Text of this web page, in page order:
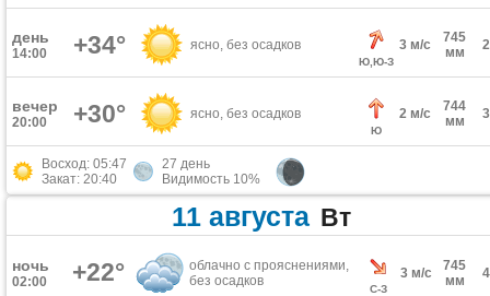
день
14:00 +34° ясно, без осадков
Ю,Ю-З
3 м/с
745
мм
вечер
20:00 +30° ясно, без осадков
Ю
2 м/с
744
мм
Восход: 05:47
Закат: 20:40
27 день
Видимость 10%
11 августа Вт
ночь
02:00 +22°
облачно с прояснениями,
без осадков
С-З
3 м/с
745
мм